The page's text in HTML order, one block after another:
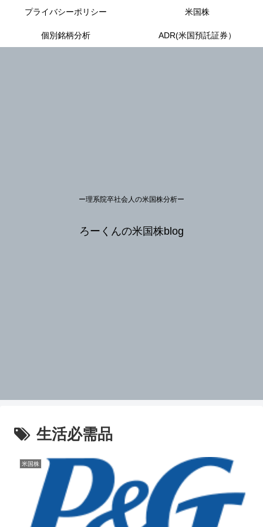
ー理系院卒社会人の米国株分析ー
ろーくんの米国株blog
プライバシーポリシー 米国株
個別銘柄分析 ADR(米国預託証券）
生活必需品
米国株